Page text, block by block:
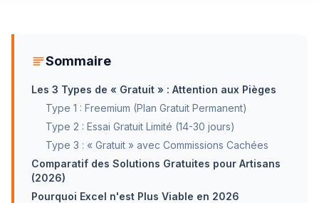
Sommaire
Les 3 Types de « Gratuit » : Attention aux Pièges
Type 1 : Freemium (Plan Gratuit Permanent)
Type 2 : Essai Gratuit Limité (14-30 jours)
Type 3 : « Gratuit » avec Commissions Cachées
Comparatif des Solutions Gratuites pour Artisans
(2026)
Pourquoi Excel n'est Plus Viable en 2026